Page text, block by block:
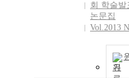
회 학술발
논문집
Vol.2013
기